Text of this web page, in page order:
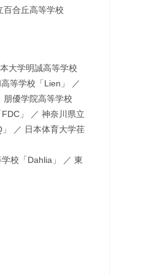
百合丘高等学校
大学明誠高等学校
等学校「Lien」 ／
朋優学院高等学校
」 ／ 神奈川県立
／ 日本体育大学荏
校「Dahlia」 ／ 東